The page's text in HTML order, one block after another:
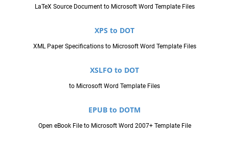
LaTeX Source Document to Microsoft Word Template Files
XPS to DOT
XML Paper Specifications to Microsoft Word Template Files
XSLFO to DOT
to Microsoft Word Template Files
EPUB to DOTM
Open eBook File to Microsoft Word 2007+ Template File